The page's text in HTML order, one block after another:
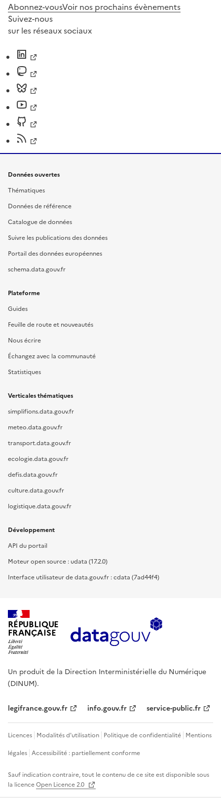
Abonnez-vousVoir nos prochains évènements
Suivez-nous
sur les réseaux sociaux
Données ouvertes
Thématiques
Données de référence
Catalogue de données
Suivre les publications des données
Portail des données européennes
schema.data.gouv.fr
Plateforme
Guides
Feuille de route et nouveautés
Nous écrire
Échangez avec la communauté
Statistiques
Verticales thématiques
simplifions.data.gouv.fr
meteo.data.gouv.fr
transport.data.gouv.fr
ecologie.data.gouv.fr
defis.data.gouv.fr
culture.data.gouv.fr
logistique.data.gouv.fr
Développement
API du portail
Moteur open source : udata (17.2.0)
Interface utilisateur de data.gouv.fr : cdata (7ad44f4)
RÉPUBLIQUE
FRANÇAISE
Un produit de la Direction Interministérielle du Numérique
(DINUM).
legifrance.gouv.fr info.gouv.fr service-public.fr
Licences Modalités d'utilisation Politique de confidentialité Mentions
légales Accessibilité : partiellement conforme
Sauf indication contraire, tout le contenu de ce site est disponible sous
la licenceOpen Licence 2.0